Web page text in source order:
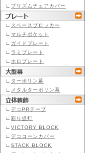
∟ プリズムチェアカバー
∟ スペースブロッカー
∟ マルチポケット
∟ ガイドプレート
∟ ラミプレート
∟ ホロプレート
∟ ターポリン幕
∟
メタルターポリン幕
∟ デコPRテープ
∟ 彩り提灯
∟ VICTORY BLOCK
∟ デココーンカバー
∟ STACK BLOCK